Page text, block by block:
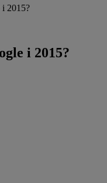
i 2015?
i 2015?